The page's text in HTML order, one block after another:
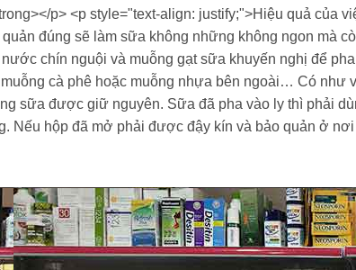
p> <p style="text-align: justify;">Hiệu quả của
đúng sẽ làm sữa không những không ngon mà
chín nguội và muỗng gạt sữa khuyến nghị để
cà phê hoặc muỗng nhựa bên ngoài… Có
sữa được giữ nguyên. Sữa đã pha vào ly thì phải
Nếu hộp đã mở phải được đậy kín và bảo quản ở